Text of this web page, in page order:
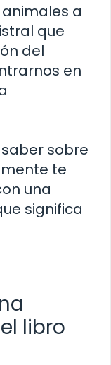
animales a
que
del
en
sobre
te
una
significa
libro